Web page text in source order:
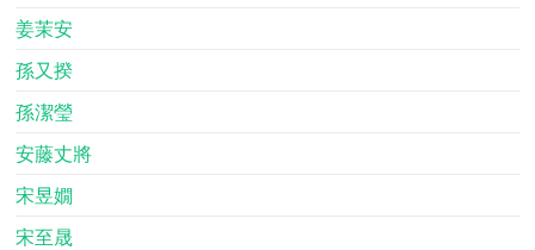
姜茉安
孫又揆
孫潔瑩
安藤丈將
宋昱嫺
宋至晟